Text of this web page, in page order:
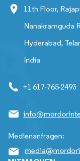
11th Floor,
Nanakramguda
Hyderabad,
India
+1 617-765-2493
Medienanfragen: